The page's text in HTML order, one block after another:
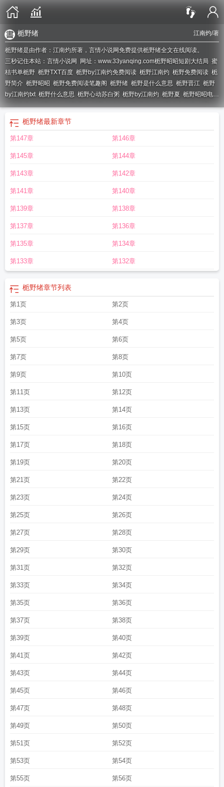
江南灼/著
栀野绪
栀野绪是由作者：江南灼所著，言情小说网免费提供栀野绪全文在线阅读。
三秒记住本站：言情小说网 网址：www.33yanqing.com栀野昭昭短剧大结局 蜜
桔书单栀野 栀野TXT百度 栀野by江南灼免费阅读 栀野江南灼 栀野免费阅读 栀
野简介 栀野昭昭 栀野免费阅读笔趣阁 栀野绪 栀野是什么意思 栀野晋江 栀野
by江南灼txt 栀野什么意思 栀野心动苏白粥 栀野by江南灼 栀野夏 栀野昭昭电视
剧在线播放栀野汀白栀野番外栀野 江南灼栀野夏雨伞栀野全文阅读栀野by
江南灼免费阅读笔趣阁 栀野安鹤是谁
许妗
林栀野昭昭短剧 栀野免费阅读笔趣阁岑野云栀栀野江南灼免费阅读
栀野绪最新章节
第147章 第146章
第145章 第144章
第143章 第142章
第141章 第140章
第139章 第138章
第137章 第136章
第135章 第134章
第133章 第132章
栀野绪章节列表
第1页 第2页
第3页 第4页
第5页 第6页
第7页 第8页
第9页 第10页
第11页 第12页
第13页 第14页
第15页 第16页
第17页 第18页
第19页 第20页
第21页 第22页
第23页 第24页
第25页 第26页
第27页 第28页
第29页 第30页
第31页 第32页
第33页 第34页
第35页 第36页
第37页 第38页
第39页 第40页
第41页 第42页
第43页 第44页
第45页 第46页
第47页 第48页
第49页 第50页
第51页 第52页
第53页 第54页
第55页 第56页